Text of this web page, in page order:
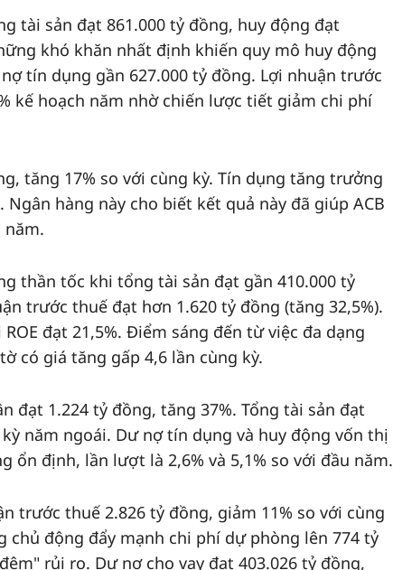
tài sản đạt 861.000 tỷ đồng, huy động đạt
khó khăn nhất định khiến quy mô huy động
tín dụng gần 627.000 tỷ đồng. Lợi nhuận trước
kế hoạch năm nhờ chiến lược tiết giảm chi phí
tăng 17% so với cùng kỳ. Tín dụng tăng trưởng
hàng này cho biết kết quả này đã giúp ACB
năm.
thần tốc khi tổng tài sản đạt gần 410.000 tỷ
trước thuế đạt hơn 1.620 tỷ đồng (tăng 32,5%).
đạt 21,5%. Điểm sáng đến từ việc đa dạng
có giá tăng gấp 4,6 lần cùng kỳ.
đạt 1.224 tỷ đồng, tăng 37%. Tổng tài sản đạt
năm ngoái. Dư nợ tín dụng và huy động vốn thị
định, lần lượt là 2,6% và 5,1% so với đầu năm.
trước thuế 2.826 tỷ đồng, giảm 11% so với cùng
chủ động đẩy mạnh chi phí dự phòng lên 774 tỷ
rủi ro. Dư nợ cho vay đạt 403.026 tỷ đồng,